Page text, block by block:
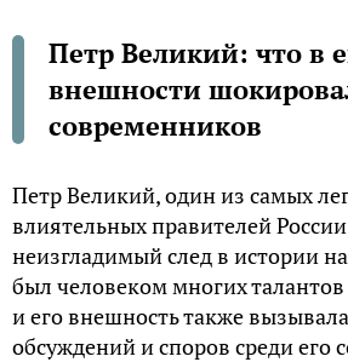
Петр Великий: что в
внешности
современников
Петр Великий, один из самых
влиятельных правителей
неизгладимый след в истории
был человеком многих
и его внешность также
обсуждений и споров среди его